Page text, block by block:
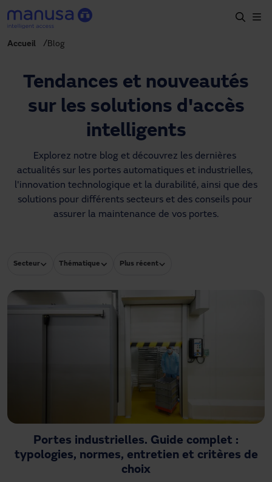
Aller au contenu principal
Produits et secteurs
Services
Projets
Blog
À propos de nous
Accueil Blog
Tendances et nouveautés
sur les solutions d'accès
intelligents
Explorez notre blog et découvrez les dernières
actualités sur les portes automatiques et industrielles,
l'innovation technologique et la durabilité, ainsi que des
solutions pour différents secteurs et des conseils pour
assurer la maintenance de vos portes.
Secteur Thématique Plus récent
Portes industrielles. Guide complet :
typologies, normes, entretien et critères de
choix